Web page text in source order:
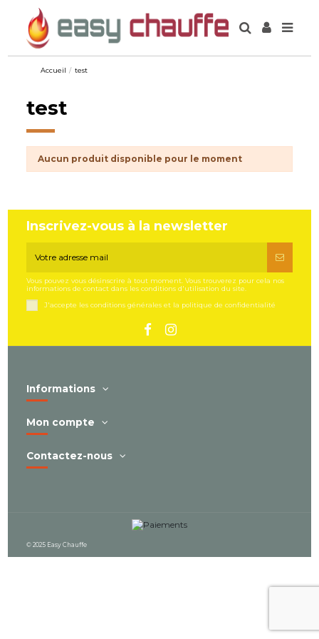
Accueil test
test
Aucun produit disponible pour le moment
Inscrivez-vous à la newsletter
Vous pouvez vous désinscrire à tout moment. Vous trouverez pour cela nos
informations de contact dans les conditions d'utilisation du site.
J'accepte les conditions générales et la politique de confidentialité
Informations
Mon compte
Contactez-nous
© 2025 Easy Chauffe